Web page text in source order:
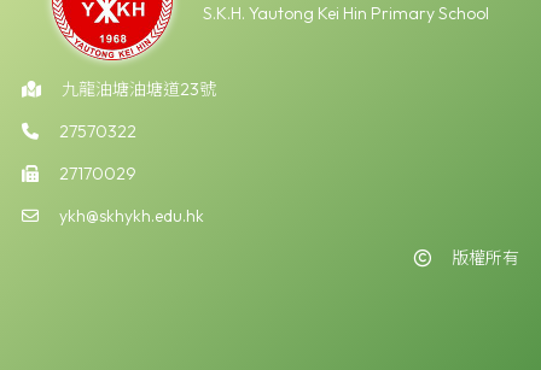
S.K.H. Yautong Kei Hin Primary School
九龍油塘油塘道23號
27570322
27170029
ykh@skhykh.edu.hk
版權所有